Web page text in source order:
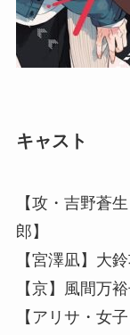
キャスト
【攻・吉野蒼生
郎】
【宮澤凪】大
【京】風間万
【アリサ・女